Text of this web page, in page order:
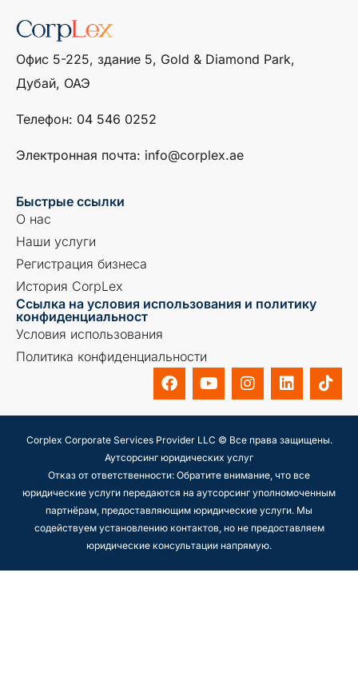
Офис 5-225, здание 5, Gold & Diamond Park,
Дубай, ОАЭ
Телефон: ‎04 546 0252
Электронная почта: info@corplex.ae
Быстрые ссылки
О нас
Наши услуги
Регистрация бизнеса
История CorpLex
Ссылка на условия использования и политику
конфиденциальност
Условия использования
Политика конфиденциальности
Corplex Corporate Services Provider LLC © Все права защищены.
Аутсорсинг юридических услуг
Отказ от ответственности: Обратите внимание, что все
юридические услуги передаются на аутсорсинг уполномоченным
партнёрам, предоставляющим юридические услуги. Мы
содействуем установлению контактов, но не предоставляем
юридические консультации напрямую.